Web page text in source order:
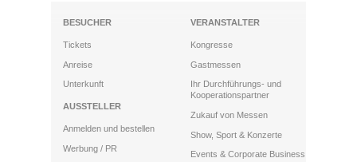
BESUCHER
Tickets
Anreise
Unterkunft
AUSSTELLER
Anmelden und bestellen
Werbung / PR
VERANSTALTER
Kongresse
Gastmessen
Ihr Durchführungs- und
Kooperationspartner
Zukauf von Messen
Show, Sport & Konzerte
Events & Corporate Business